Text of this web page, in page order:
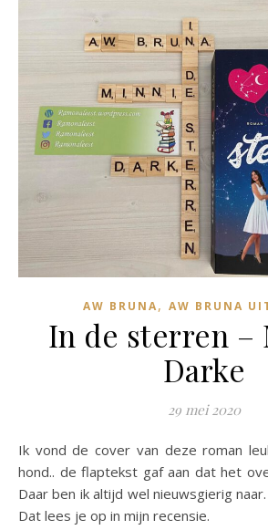
AW BRUNA, AW BRUNA
In de sterren –
Darke
29 mei 2020
Ik vond de cover van deze roman leuk. De vrouw en de
hond.. de flaptekst gaf aan dat het
Daar ben ik altijd wel nieuwsgierig
Dat lees je op in mijn recensie.